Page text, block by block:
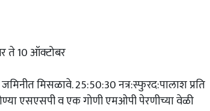
ते 10 ऑक्टोबर
मिसळावे. 25:50:30 नत्र:स्फुरद:पालाश प्रति
एसएसपी व एक गोणी एमओपी पेरणीच्या वेळी